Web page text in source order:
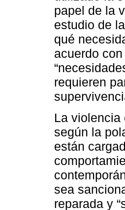
papel de la
estudio de
qué
acuerdo
requieren
La
según la
están
sea
reparada y